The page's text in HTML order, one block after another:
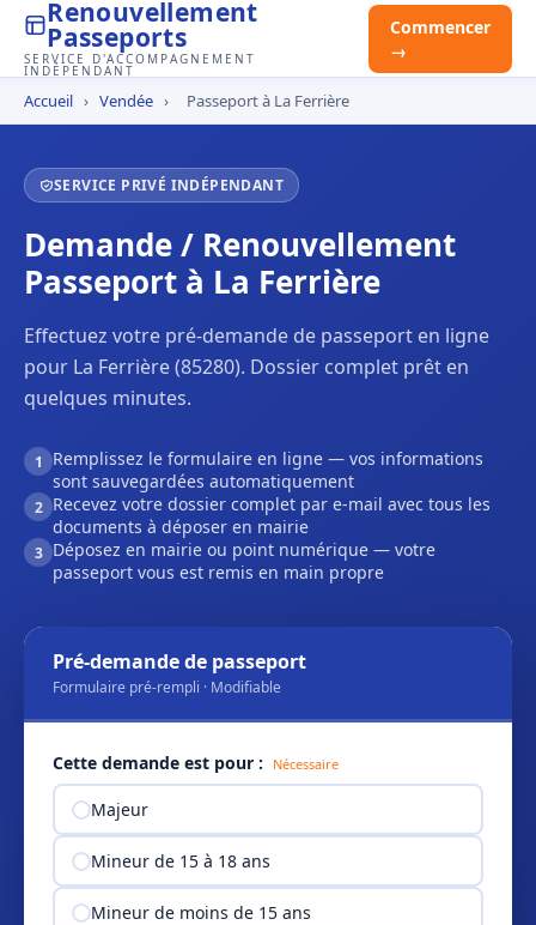
Renouvellement
Passeports
SERVICE D'ACCOMPAGNEMENT
INDÉPENDANT
Commencer
→
Accueil › Vendée › Passeport à La Ferrière
SERVICE PRIVÉ INDÉPENDANT
Demande / Renouvellement
Passeport à La Ferrière
Effectuez votre pré-demande de passeport en ligne
pour La Ferrière (85280). Dossier complet prêt en
quelques minutes.
1
Remplissez le formulaire en ligne — vos informations
sont sauvegardées automatiquement
2 Recevez votre dossier complet par e-mail avec tous les
documents à déposer en mairie
3 Déposez en mairie ou point numérique — votre
passeport vous est remis en main propre
Pré-demande de passeport
Formulaire pré-rempli · Modifiable
Cette demande est pour : Nécessaire
Majeur
Mineur de 15 à 18 ans
Mineur de moins de 15 ans